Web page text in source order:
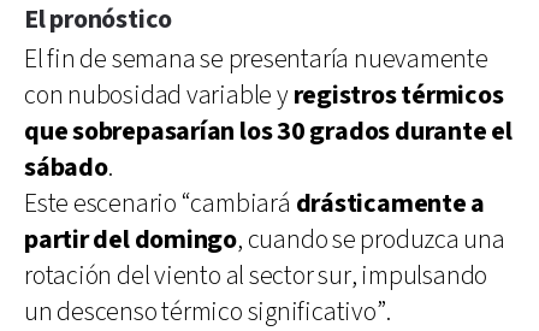
El pronóstico
El fin de semana se presentaría nuevamente
con nubosidad variable yregistros térmicos
que sobrepasarían los 30 grados durante el
sábado.
Este escenario “cambiará drásticamente a
partir del domingo, cuando se produzca una
rotación del viento al sector sur, impulsando
un descenso térmico significativo”.